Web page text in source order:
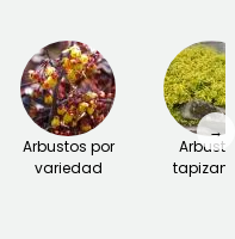
Arbustos por
variedad
→